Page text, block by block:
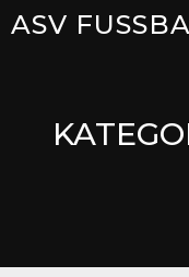
Skip
ASV